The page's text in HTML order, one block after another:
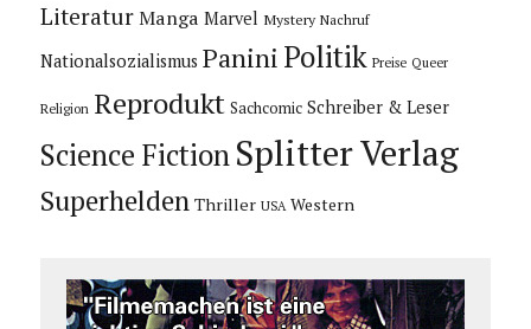
Literatur Manga Marvel Mystery Nachruf
Nationalsozialismus Panini Politik Preise Queer
Religion Reprodukt Sachcomic Schreiber & Leser
Science Fiction Splitter Verlag
Superhelden Thriller USA Western